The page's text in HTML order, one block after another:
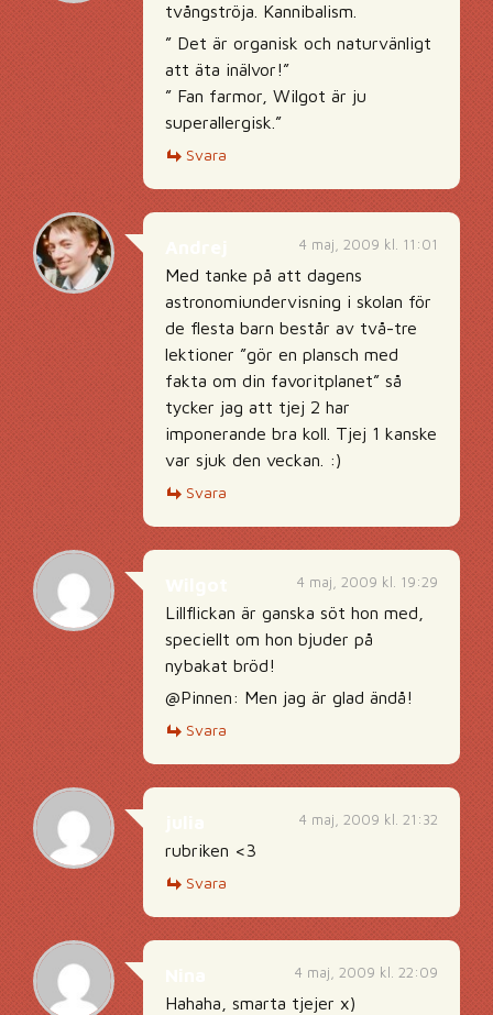
tvångströja. Kannibalism.
” Det är organisk och naturvänligt
att äta inälvor!”
” Fan farmor, Wilgot är ju
superallergisk.”
Svara
4 maj, 2009 kl. 11:01
Med tanke på att dagens
astronomiundervisning i skolan för
de flesta barn består av två-tre
lektioner ”gör en plansch med
fakta om din favoritplanet” så
tycker jag att tjej 2 har
imponerande bra koll. Tjej 1 kanske
var sjuk den veckan. :)
Svara
4 maj, 2009 kl. 19:29
Lillflickan är ganska söt hon med,
speciellt om hon bjuder på
nybakat bröd!
@Pinnen: Men jag är glad ändå!
Svara
4 maj, 2009 kl. 21:32
rubriken <3
Svara
4 maj, 2009 kl. 22:09
Hahaha, smarta tjejer x)